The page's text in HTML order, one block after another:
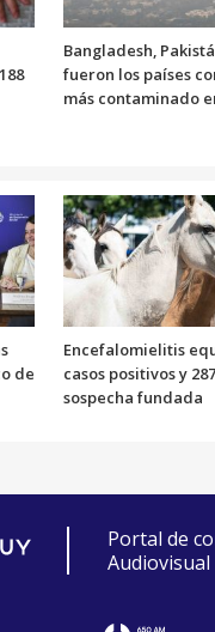
Bangladesh,
fueron los países
más contaminado
de
Encefalomielitis
casos positivos y
sospecha fundada
Portal de
Audiovisual